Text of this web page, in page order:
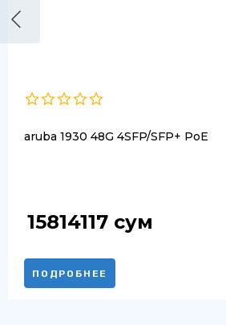
aruba 1930 48G 4SFP/SFP+ PoE
15814117 сум
ПОДРОБНЕЕ